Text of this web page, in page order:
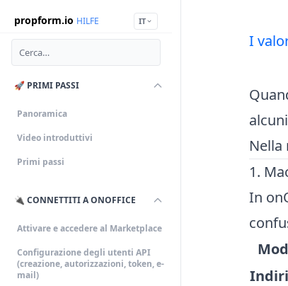
propform.io HILFE IT
🚀 PRIMI PASSI
Panoramica
Video introduttivi
Primi passi
🔌 CONNETTITI A ONOFFICE
Attivare e accedere al Marketplace
Configurazione degli utenti API
(creazione, autorizzazioni, token, e-
mail)
I
Nella
1.
In